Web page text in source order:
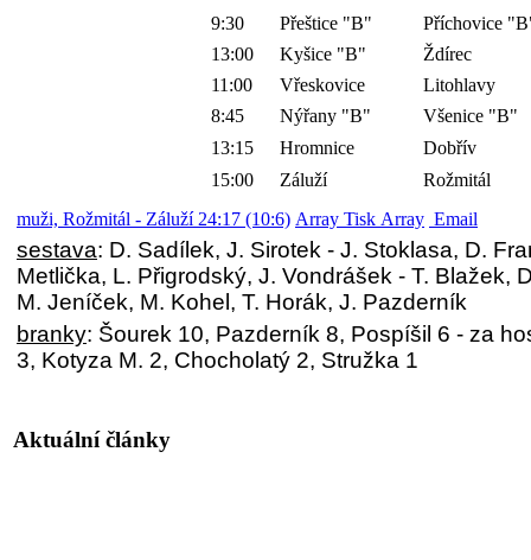
9:30 Přeštice "B"
Příchovice
13:00
Kyšice "B"
Ždírec
11:00
Vřeskovice
Litohlavy
8:45
Nýřany "B"
Všenice "B"
13:15
Hromnice
Dobřív
15:00
Záluží
Rožmitál
muži, Rožmitál - Záluží 24:17 (10:6) Array Tisk Array Email
sestava: D. Sadílek, J. Sirotek - J. Stoklasa, D.
Metlička, L. Přigrodský, J. Vondrášek - T. Blažek,
M. Jeníček, M. Kohel, T. Horák, J. Pazderník
branky: Šourek 10, Pazderník 8, Pospíšil 6 - za
3, Kotyza M. 2, Chocholatý 2, Stružka 1
Aktuální články